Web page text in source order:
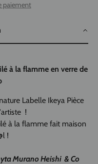
paiement
à la flamme en verre de
Labelle Ikeya Pièce
!
à la flamme fait maison
!
Murano Heishi & Co